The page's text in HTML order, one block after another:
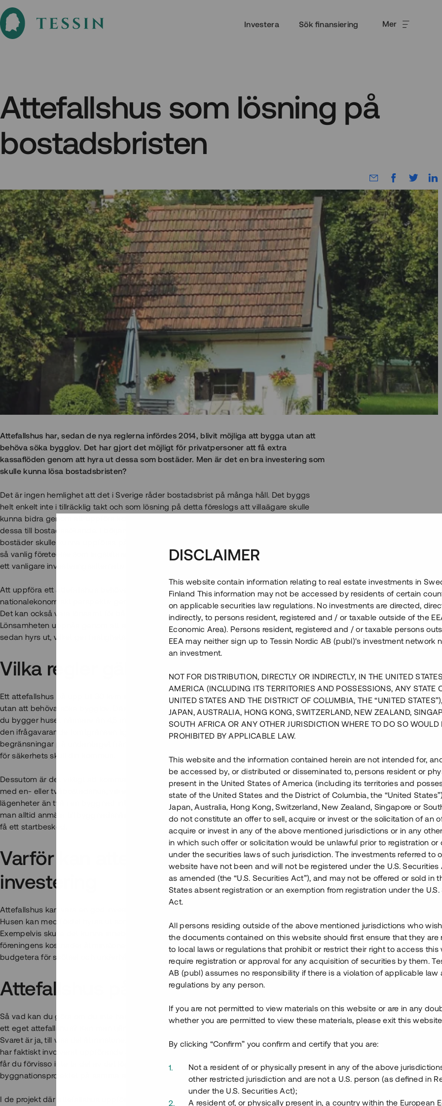
Investera Sök finansiering Mer
Attefallshus som lösning på
bostadsbristen
Attefallshus har, sedan de nya reglerna infördes 2014, blivit möjliga att bygga utan att
behöva söka bygglov. Det har gjort det möjligt för privatpersoner att få extra
kassaflöden genom att hyra ut dessa som bostäder. Men är det en bra investering som
skulle kunna lösa bostadsbristen?
Det är ingen hemlighet att det i Sverige råder bostadsbrist på många håll. Det byggs
helt enkelt inte i tillräcklig takt och som lösning på detta föreslogs att villaägare skulle
kunna bidra genom att uppföra komplementbyggnader på sina tomter och hyra ut
dessa till bostadssökande. I början var förhoppningen att mellan 150 000 – 200 000
bostäder skulle kunna uppföras på detta sätt men
så vanlig företeelse som lagstiftaren hade hoppats på. Det börjar emellertid sakteligen bli
ett vanligare investeringsalternativ och bostadsform.
Att uppföra ett attefallshus behöver däremot inte endast vara en bra affär ur ett
nationalekonomiskt perspektiv genom att fler bostäder blir tillgängliga på marknaden.
Det kan också vara lönsamt för både villaägare och bostadsrättsföreningar.
Lönsamheten uppnås genom att attefallshuset inreds som en permanentbostad som
sedan hyrs ut, vilket ger fastighetsägaren löpande intäkter.
Vilka regler gäller?
Ett attefallshus på upp till 30 kvm med en höjd på 4 meter får man bygga på en tomt
utan att behöva söka bygglov. Däremot måste du få godkännande från dina grannar om
du bygger huset närmare än 4,5 meter från tomtgränsen. Detta gäller däremot inte om
den ifrågavarande tomtgränsen ligger mot en gata eller allmän plats. Vissa
begränsningar på undantaget från bygglov kan i vissa fall komma på fråga så rådfråga
för säkerhets skull din kommun.
Dessutom är det viktigt att komma ihåg att dessa regler endast gäller för fastigheter
med en- eller tvåbostadshus, vilket innebär att bostadsrättsföreningar med fler
lägenheter än två i en byggnad inte omfattas av bygglovsundantaget. Dessutom måste
man alltid anmäla till byggnadsnämnden att man tänker uppföra ett attefallshus för att
få ett startbesked.
Varför kan attefallshus vara en bra
investering
Attefallshus kan vara en god investering för både villaägare och bostadsrättsföreningar.
Husen kan med fördel hyras ut som bostäder, vilket ger en extra intäktsström.
Exempelvis skulle det kunna innebära lägre avgifter inom bostadsrättsföreningar om
föreningens kostnader åtminstone delvis täcks av hyresintäkter. Se bara till att noga
budgetera för skötsel och underhåll så att driftnettot faktiskt blir positivt.
Attefallshus på Tessin
Så vad kan du göra om du inte har plats på tomten eller annars inte vill eller kan bygga
ett eget attefallshus? Kan man tjäna pengar på denna form av investeringar passivt?
Svaret är ja, till viss del åtminstone. Några av projekten som har marknadsförts på Tessin
har faktiskt involverat uppförande av attefallshus i anslutning till fastighetsprojekten. Då
får du förvisso inte ta del av det löpande kassaflödet men får ändå avkastning för
byggnationsprojektet på samma sätt som det annars fungerar på Tessin.
I de projekt där attefallshus uppförs krävs att de faktiska villorna eller parhusen byggs
DISCLAIMER
This website contain information relating to real estate investments in
Finland This information may not be accessed by residents of certain
on applicable securities law regulations. No investments are directed,
indirectly, to persons resident, registered and / or taxable outside of the
Economic Area). Persons resident, registered and / or taxable persons
EEA may neither sign up to Tessin Nordic AB (publ)'s investment network
an investment.
NOT FOR DISTRIBUTION, DIRECTLY OR INDIRECTLY, IN THE UNITED
AMERICA (INCLUDING ITS TERRITORIES AND POSSESSIONS, ANY STATE
UNITED STATES AND THE DISTRICT OF COLUMBIA, THE “UNITED
JAPAN, AUSTRALIA, HONG KONG, SWITZERLAND, NEW ZEALAND,
SOUTH AFRICA OR ANY OTHER JURISDICTION WHERE TO DO SO WOULD
PROHIBITED BY APPLICABLE LAW.
This website and the information contained herein are not intended for,
be accessed by, or distributed or disseminated to, persons resident or
present in the United States of America (including its territories and
state of the United States and the District of Columbia, the “United
Japan, Australia, Hong Kong, Switzerland, New Zealand, Singapore or
do not constitute an offer to sell, acquire or invest or the solicitation of an
acquire or invest in any of the above mentioned jurisdictions or in any
in which such offer or solicitation would be unlawful prior to registration or
under the securities laws of such jurisdiction. The investments referred to
website have not been and will not be registered under the U.S. Securities
as amended (the “U.S. Securities Act”), and may not be offered or sold in
States absent registration or an exemption from registration under the U.S.
Act.
All persons residing outside of the above mentioned jurisdictions who
the documents contained on this website should first ensure that they are
to local laws or regulations that prohibit or restrict their right to access this
require registration or approval for any acquisition of securities by them.
AB (publ) assumes no responsibility if there is a violation of applicable law
regulations by any person.
If you are not permitted to view materials on this website or are in any
whether you are permitted to view these materials, please exit this
By clicking “Confirm” you confirm and certify that you are:
Not a resident of or physically present in any of the above
other restricted jurisdiction and are not a U.S. person (as defined in
under the U.S. Securities Act);
A resident of, or physically present in, a country within the European